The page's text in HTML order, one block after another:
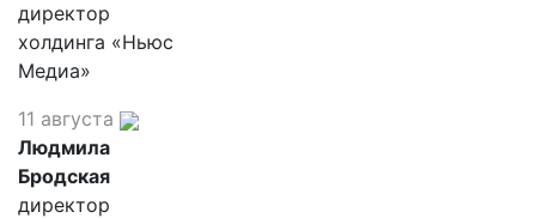
директор
холдинга «Ньюс
Медиа»
11 августа
Людмила
Бродская
директор